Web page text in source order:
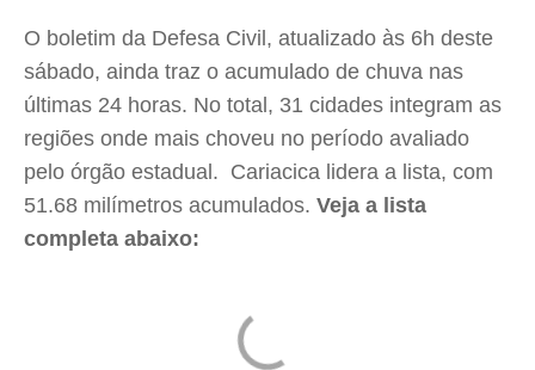
O boletim da Defesa Civil, atualizado às 6h deste
sábado, ainda traz o acumulado de chuva nas
últimas 24 horas. No total, 31 cidades integram as
regiões onde mais choveu no período avaliado
pelo órgão estadual. Cariacica lidera a lista, com
51.68 milímetros acumulados. Veja a lista
completa abaixo: